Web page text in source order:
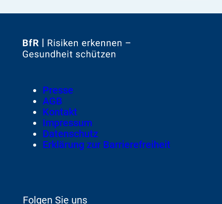
Zur
Footer
Meta-
Navigation
Presse
AGB
Kontakt
Impressum
Datenschutz
Erklärung zur Barrierefreiheit
Folgen Sie uns